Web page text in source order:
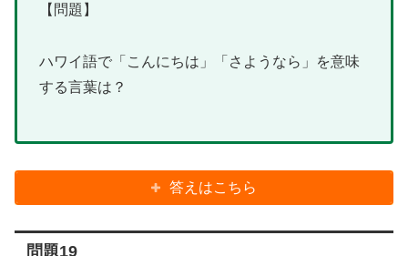
【問題】
ハワイ語で「こんにちは」「さようなら」を意味
する言葉は？
答えはこちら
問題19